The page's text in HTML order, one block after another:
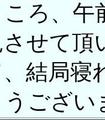
ろ、午
させて
結局寝
ござい